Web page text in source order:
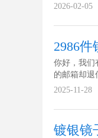
2026-02-05
2986件
你好，我们
的邮箱却退
文件发给你
2025-11-28
镀银镜